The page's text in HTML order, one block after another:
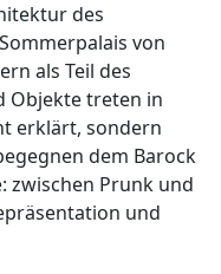
des
von
als Teil des
Objekte treten in
erklärt, sondern
dem Barock
zwischen Prunk und
und